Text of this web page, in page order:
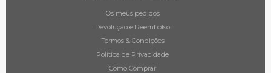
Os meus pedidos
Devolução e Reembolso
Termos & Condições
Política de Privacidade
Como Comprar